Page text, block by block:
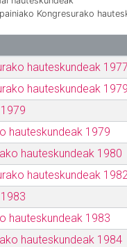
Kongresurako
hauteskundeak 1977
hauteskundeak 1979
hauteskundeak 1979
hauteskundeak 1980
hauteskundeak 1982
hauteskundeak 1983
hauteskundeak 1984